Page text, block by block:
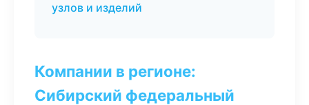
узлов и изделий
Компании в регионе:
Сибирский федеральный